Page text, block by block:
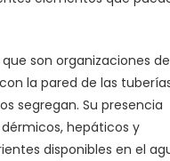
son organizaciones de
la pared de las
segregan. Su presencia
hepáticos y
disponibles en el